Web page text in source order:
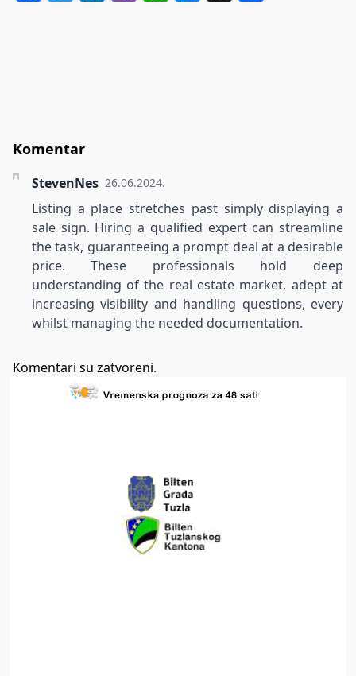
Komentar
StevenNes 26.06.2024.
Listing a place stretches past simply displaying a
sale sign. Hiring a qualified expert can streamline
the task, guaranteeing a prompt deal at a desirable
price. These professionals hold deep
understanding of the real estate market, adept at
increasing visibility and handling questions, every
whilst managing the needed documentation.
Komentari su zatvoreni.